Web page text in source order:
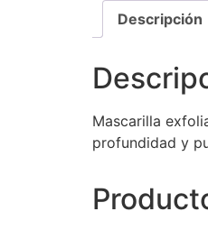
Descripción
Mascarilla
profundidad y